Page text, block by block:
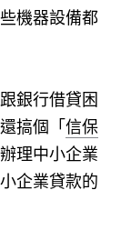
機器設備都
銀行借貸困
搞個「信保
理中小企業
企業貸款的